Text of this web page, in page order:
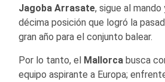
Jagoba Arrasate, sigue al
décima posición que logró la
gran año para el conjunto balear.
Por lo tanto, el Mallorca busca
equipo aspirante a Europa;